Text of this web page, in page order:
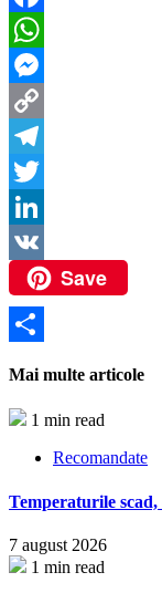
Facebook
WhatsApp
Messenger
Copy
Link
Telegram
Twitter
LinkedIn
VK
Save
Mai multe articole
1 min read
Recomandate
Temperaturile
7 august 2026
1 min read